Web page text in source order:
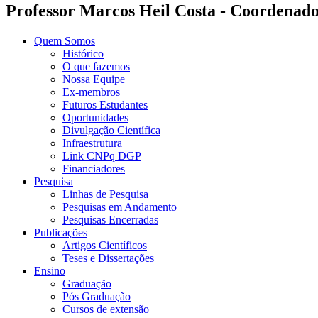
Professor Marcos Heil Costa -
Quem Somos
Histórico
O que fazemos
Nossa Equipe
Ex-membros
Futuros Estudantes
Oportunidades
Divulgação Científica
Infraestrutura
Link CNPq DGP
Financiadores
Pesquisa
Linhas de Pesquisa
Pesquisas em Andamento
Pesquisas Encerradas
Publicações
Artigos Científicos
Teses e Dissertações
Ensino
Graduação
Pós Graduação
Cursos de extensão